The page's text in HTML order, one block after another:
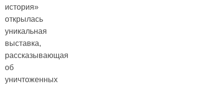
история»
открылась
уникальная
выставка,
рассказывающая
об
уничтоженных